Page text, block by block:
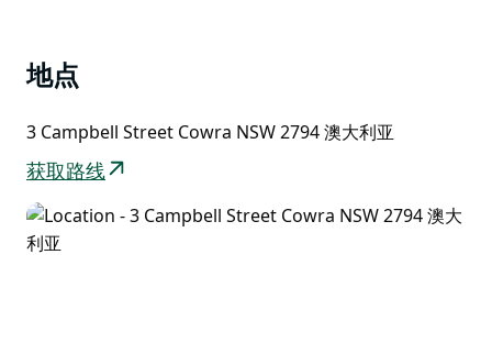
地点
3 Campbell Street Cowra NSW 2794 澳大利亚
获取路线